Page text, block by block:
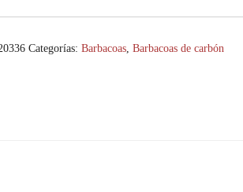
Categorías: Barbacoas, Barbacoas de carbón